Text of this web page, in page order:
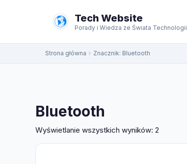
Tech Website
Porady i Wiedza ze Świata Technologii
Strona główna Znacznik: Bluetooth
Bluetooth
Wyświetlanie wszystkich wyników: 2
według